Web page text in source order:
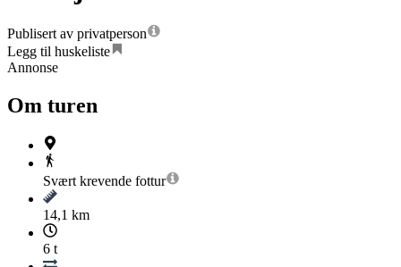
Publisert av privatperson
Legg til huskeliste
Annonse
Om turen
Svært krevende fottur
14,1 km
6 t